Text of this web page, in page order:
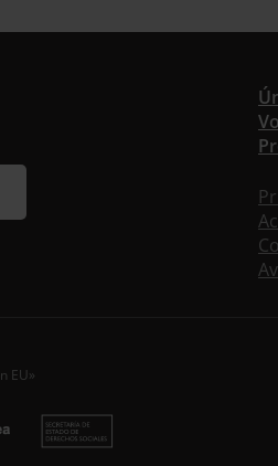
nuestra newsletter mensual
no dejes de completar este
daremos de alta en nuestra
estar al tanto de todas las
*
EU»